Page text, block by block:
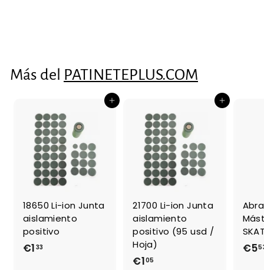
4
1
Más del PATINETEPLUS.COM
Agregar al carrito
18650 Li-ion Junta
aislamiento
positivo
€1 33
Agregar al carrito
21700 Li-ion Junta
aislamiento
positivo (95 usd /
Hoja)
€105
€5